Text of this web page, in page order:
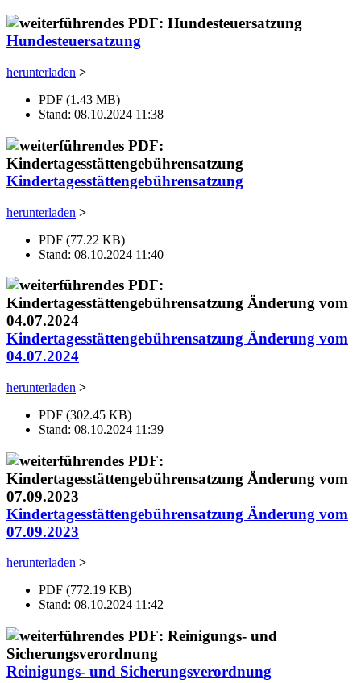
Hundesteuersatzung
herunterladen >
PDF (1.43 MB)
Stand: 08.10.2024 11:38
Kindertagesstättengebührensatzung
herunterladen >
PDF (77.22 KB)
Stand: 08.10.2024 11:40
Kindertagesstättengebührensatzung Änderung vom
04.07.2024
herunterladen >
PDF (302.45 KB)
Stand: 08.10.2024 11:39
Kindertagesstättengebührensatzung Änderung vom
07.09.2023
herunterladen >
PDF (772.19 KB)
Stand: 08.10.2024 11:42
Reinigungs- und Sicherungsverordnung